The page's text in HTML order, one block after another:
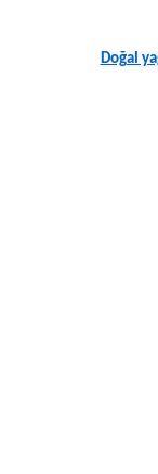
Doğal